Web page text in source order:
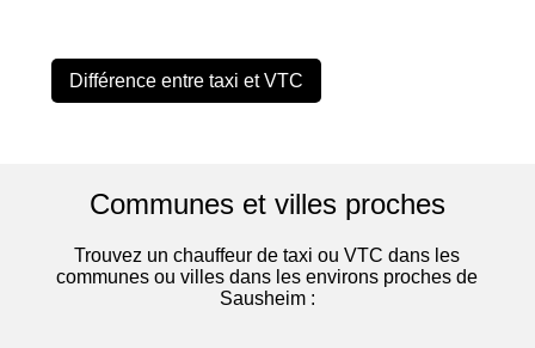
Différence entre taxi et VTC
Communes et villes proches
Trouvez un chauffeur de taxi ou VTC dans les
communes ou villes dans les environs proches de
Sausheim :